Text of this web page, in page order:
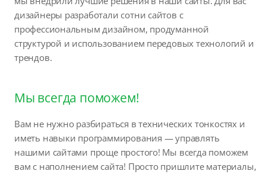
дизайнеры разработали сотни сайтов с
профессиональным дизайном, продуманной
структурой и использованием передовых технологий и
трендов.
Мы всегда поможем!
Вам не нужно разбираться в технических тонкостях и
иметь навыки программирования — управлять
нашими сайтами проще простого! Мы всегда поможем
вам с наполнением сайта! Просто пришлите материалы,